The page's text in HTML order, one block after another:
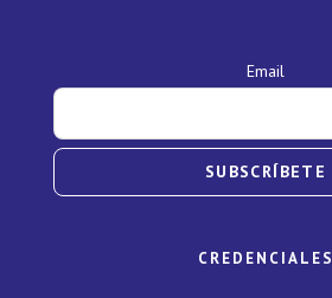
Email
SUBSCRÍBETE
CREDENCIALES